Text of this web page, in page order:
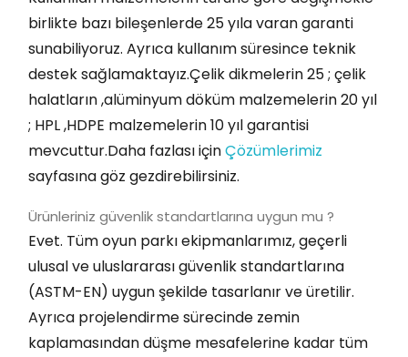
birlikte bazı bileşenlerde 25 yıla varan garanti
sunabiliyoruz. Ayrıca kullanım süresince teknik
destek sağlamaktayız.Çelik dikmelerin 25 ; çelik
halatların ,alüminyum döküm malzemelerin 20 yıl
; HPL ,HDPE malzemelerin 10 yıl garantisi
mevcuttur.Daha fazlası içinÇözümlerimiz
sayfasına göz gezdirebilirsiniz.
Ürünleriniz güvenlik standartlarına uygun mu ?
Evet. Tüm oyun parkı ekipmanlarımız, geçerli
ulusal ve uluslararası güvenlik standartlarına
(ASTM-EN) uygun şekilde tasarlanır ve üretilir.
Ayrıca projelendirme sürecinde zemin
kaplamasından düşme mesafelerine kadar tüm